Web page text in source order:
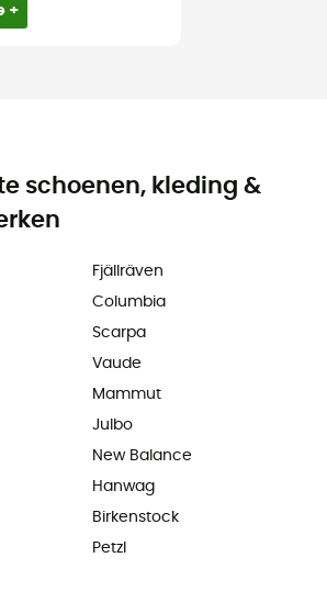
+
schoenen, kleding &
Fjällräven
Columbia
Scarpa
Vaude
Mammut
Julbo
New Balance
Hanwag
Birkenstock
Petzl